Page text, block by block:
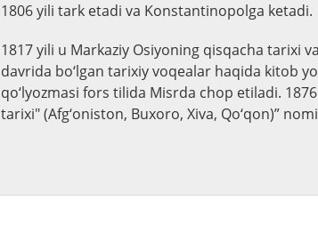
1806 yili tark etadi va Konstantinopolga ketadi.
1817 yili u Markaziy Osiyoning qisqacha tarixi
davrida bo‘lgan tarixiy voqealar haqida kitob
qo‘lyozmasi fors tilida Misrda chop etiladi.
tarixi" (Afg‘oniston, Buxoro, Xiva, Qo‘qon)”